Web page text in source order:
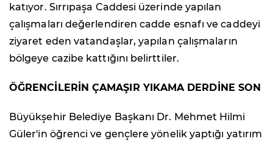
katıyor. Sırrıpaşa Caddesi üzerinde yapılan
çalışmaları değerlendiren cadde esnafı ve caddeyi
ziyaret eden vatandaşlar, yapılan çalışmaların
bölgeye cazibe kattığını belirttiler.
ÖĞRENCİLERİN ÇAMAŞIR YIKAMA DERDİNE SON
Büyükşehir Belediye Başkanı Dr. Mehmet Hilmi
Güler'in öğrenci ve gençlere yönelik yaptığı yatırım